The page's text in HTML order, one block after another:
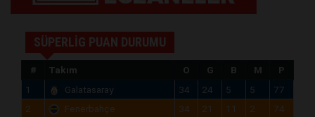
SÜPERLİG PUAN DURUMU
# Takım O G B M
P
1
Galatasaray 34 24 5 5
77
2
Fenerbahçe 34 21 11 2
74